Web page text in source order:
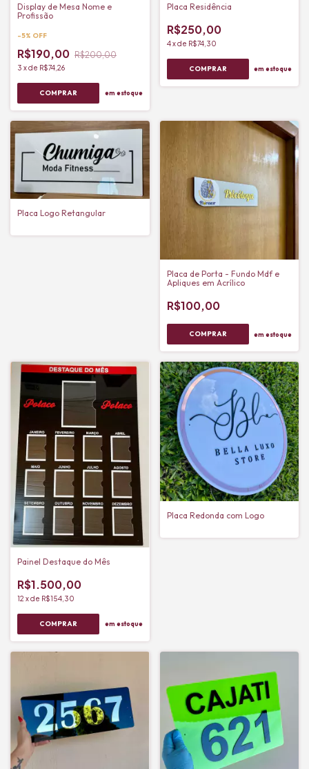
Display de Mesa Nome e
Profissão
-5% OFF
R$190,00 R$200,00
3 xde R$74,26
em estoque
Placa Residência
R$250,00
4 xde R$74,30
em estoque
Placa Logo Retangular
Placa de Porta - Fundo Mdf e
Apliques em Acrílico
R$100,00
COMPRAR em estoque
Painel Destaque do Mês
R$1.500,00
12 xde R$154,30
em estoque
Placa Redonda com Logo